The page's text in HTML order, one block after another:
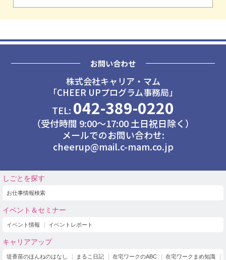
お問い合わせ
株式会社キャリア・マム
「CHEER UPプログラム事務局」
TEL: 042-389-0220
（受付時間 9:00～17:00 土日祝日除く）
メールでのお問い合わせ:
cheerup@mail.c-mam.co.jp
しごとを探す
お仕事情報検索
イベント＆セミナー
イベント情報 イベントレポート
キャリアアップ
堤香苗のほんねのはなし まるこ日記 在宅ワークのABC
在宅ワークまめ知識